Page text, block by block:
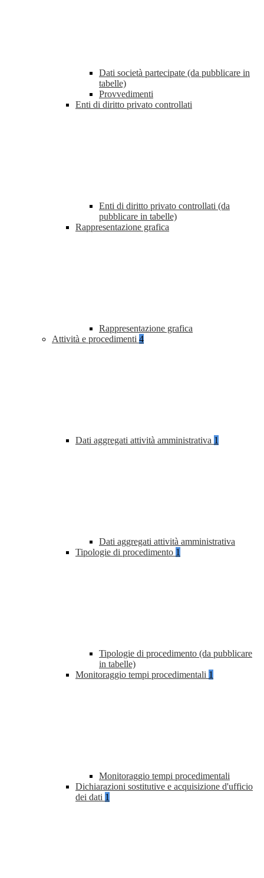
Dati società partecipate (da pubblicare in
tabelle)
Provvedimenti
Enti di diritto privato controllati
Enti di diritto privato controllati (da
pubblicare in tabelle)
Rappresentazione grafica
Rappresentazione grafica
Attività e procedimenti 4
Dati aggregati attività amministrativa 1
Dati aggregati attività amministrativa
Tipologie di procedimento 1
Tipologie di procedimento (da pubblicare
in tabelle)
Monitoraggio tempi procedimentali 1
Monitoraggio tempi procedimentali
Dichiarazioni sostitutive e acquisizione d'ufficio
dei dati 1